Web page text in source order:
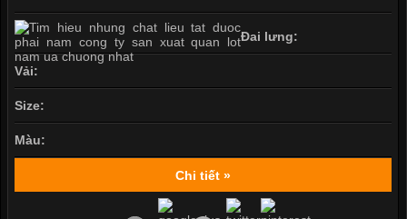
Đai lưng:
Vải:
Size:
Màu:
Chi tiết »